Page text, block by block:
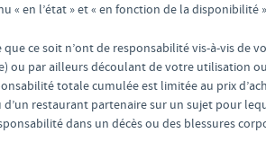
« en l’état » et « en fonction de la disponibilité
ce soit n’ont de responsabilité vis-à-vis de
ou par ailleurs découlant de votre utilisation
totale cumulée est limitée au prix
restaurant partenaire sur un sujet pour
dans un décès ou des blessures